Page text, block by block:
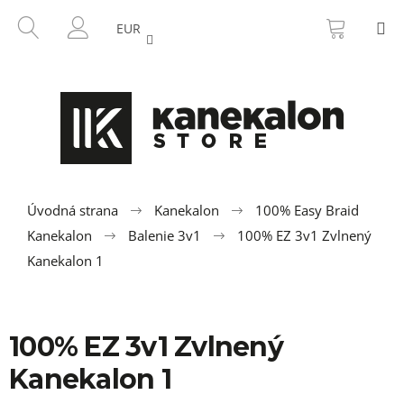
HĽADAŤ
PRIHLÁSENIE
EUR KOŠÍK
Úvodná strana Kanekalon
100% Easy Braid
Kanekalon
Balenie 3v1
100% EZ 3v1 Zvlnený
Kanekalon 1
100% EZ 3v1 Zvlnený
Kanekalon 1
SPÄŤ
SPÄŤ
e
b
e
t
e